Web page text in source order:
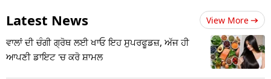
Latest News View More
ਵਾਲਾਂ ਦੀ ਚੰਗੀ ਗ੍ਰੋਥ ਲਈ ਖਾਓ ਇਹ ਸੁਪਰਫੂਡਜ਼, ਅੱਜ ਹੀ
ਆਪਣੀ ਡਾਇਟ 'ਚ ਕਰੋ ਸ਼ਾਮਲ